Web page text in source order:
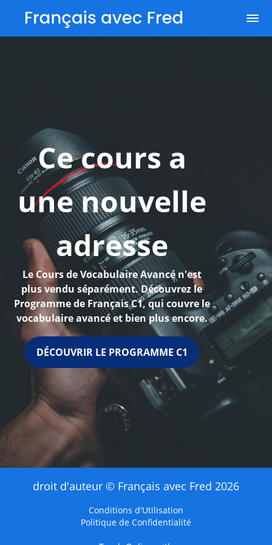
Ce cours a
une nouvelle
adresse
Le Cours de Vocabulaire Avancé n'est
plus vendu séparément. Découvrez le
Programme de Français C1, qui couvre le
vocabulaire avancé et bien plus encore.
DÉCOUVRIR LE PROGRAMME C1
droit d'auteur © Français avec Fred 2026
Conditions d'Utilisation
Politique de Confidentialité